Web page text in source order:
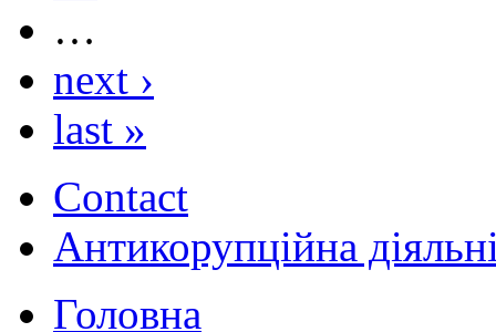
…
next ›
last »
Contact
Антикорупційна
Головна